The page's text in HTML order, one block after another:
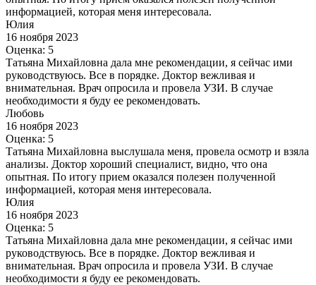
информацией, которая меня интересовала.
Юлия
16 ноября 2023
Оценка: 5
Татьяна Михайловна дала мне рекомендации, я сейчас ими
руководствуюсь. Все в порядке. Доктор вежливая и
внимательная. Врач опросила и провела УЗИ. В случае
необходимости я буду ее рекомендовать.
Любовь
16 ноября 2023
Оценка: 5
Татьяна Михайловна выслушала меня, провела осмотр и взяла
анализы. Доктор хороший специалист, видно, что она
опытная. По итогу прием оказался полезен полученной
информацией, которая меня интересовала.
Юлия
16 ноября 2023
Оценка: 5
Татьяна Михайловна дала мне рекомендации, я сейчас ими
руководствуюсь. Все в порядке. Доктор вежливая и
внимательная. Врач опросила и провела УЗИ. В случае
необходимости я буду ее рекомендовать.